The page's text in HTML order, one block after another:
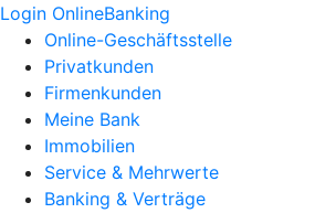
Login OnlineBanking
Online-Geschäftsstelle
Privatkunden
Firmenkunden
Meine Bank
Immobilien
Service & Mehrwerte
Banking & Verträge